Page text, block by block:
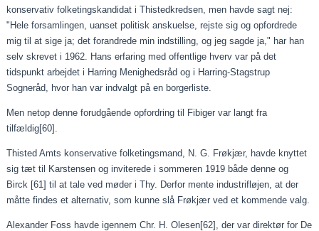
konservativ folketingskandidat i Thistedkredsen, men havde sagt nej:
"Hele forsamlingen, uanset politisk anskuelse, rejste sig og opfordrede
mig til at sige ja; det forandrede min indstilling, og jeg sagde ja," har han
selv skrevet i 1962. Hans erfaring med offentlige hverv var på det
tidspunkt arbejdet i Harring Menighedsråd og i Harring-Stagstrup
Sogneråd, hvor han var indvalgt på en borgerliste.
Men netop denne forudgående opfordring til Fibiger var langt fra
tilfældig[60]
Thisted Amts konservative folketingsmand, N. G. Frøkjær, havde knyttet
sig tæt til Karstensen og inviterede i sommeren 1919 både denne og
Birck [61] til at tale ved møder i Thy. Derfor mente industrifløjen, at der
måtte findes et alternativ, som kunne slå Frøkjær ved et kommende valg.
Alexander Foss havde igennem Chr. H. Olesen[62] , der var direktør for De